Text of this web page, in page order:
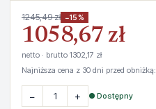
1245,49 zł −15%
1058,67 zł
netto · brutto 1302,17 zł
Najniższa cena z 30 dni przed obniżką:
− + ● Dostępny